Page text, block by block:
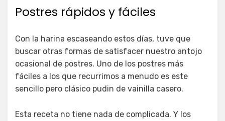
Postres rápidos y fáciles
Con la harina escaseando estos días, tuve que
buscar otras formas de satisfacer nuestro antojo
ocasional de postres. Uno de los postres más
fáciles a los que recurrimos a menudo es este
sencillo pero clásico pudin de vainilla casero.
Esta receta no tiene nada de complicada. Y los